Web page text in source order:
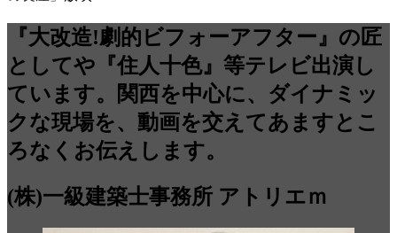
『大改造!劇的ビフォーアフター』の匠
としてや『住人十色』等テレビ出演し
ています。関西を中心に、ダイナミッ
クな現場を、動画を交えてあますとこ
ろなくお伝えします。
(株)一級建築士事務所 アトリエｍ